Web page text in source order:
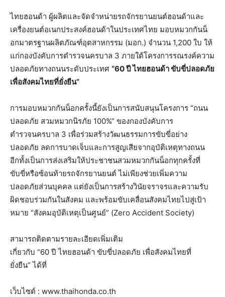
ไทยฮอนด้า ผู้ผลิตและจัดจำหน่ายรถจักรยานยนต์ฮอนด้าและ
เครื่องยนต์อเนกประสงค์ฮอนด้าในประเทศไทย มอบหมวกกันน็
อกมาตรฐานผลิตภัณฑ์อุตสาหกรรม (มอก.) จำนวน 1,200 ใบ ให้
แก่กองบังคับการตำรวจนครบาล 3 ภายใต้โครงการรณรงค์ความ
ปลอดภัยทางถนนระดับประเทศ “60 ปี ไทยฮอนด้า ขับขี่ปลอดภัย
เพื่อสังคมไทยที่ยั่งยืน”
การมอบหมวกกันน็อกครั้งนี้ยังเป็นการสนับสนุนโครงการ “ถนน
ปลอดภัย สวมหมวกนิรภัย 100%” ของกองบังคับการ
ตำรวจนครบาล 3 เพื่อร่วมสร้างวัฒนธรรมการขับขี่อย่าง
ปลอดภัย ลดการบาดเจ็บและการสูญเสียจากอุบัติเหตุทางถนน
อีกทั้งเป็นการส่งเสริมให้ประชาชนสวมหมวกกันน็อกทุกครั้งที่
ขับขี่หรือซ้อนท้ายรถจักรยานยนต์ ไม่เพียงช่วยเพิ่มความ
ปลอดภัยส่วนบุคคล แต่ยังเป็นการสร้างวินัยจราจรและความรับ
ผิดชอบร่วมกันในสังคม และพร้อมขับเคลื่อนสังคมไทยไปสู่เป้า
หมาย “สังคมอุบัติเหตุเป็นศูนย์” (Zero Accident Society)
สามารถติดตามรายละเอียดเพิ่มเติม
เกี่ยวกับ “60 ปี ไทยฮอนด้า ขับขี่ปลอดภัย เพื่อสังคมไทยที่
ยั่งยืน” ได้ที่
เว็บไซต์ : www.thaihonda.co.th